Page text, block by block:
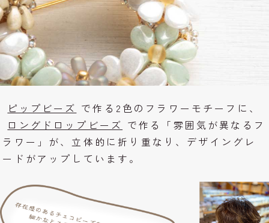
ピップビーズ で作る2色のフラワーモチーフに、
ロングドロップビーズ で作る「雰囲気が異なるフ
ラワー」が、立体的に折り重なり、デザイングレ
ードがアップしています。